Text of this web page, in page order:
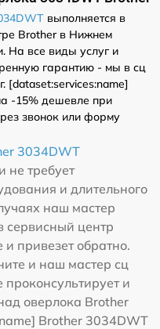
выполняется в
Brother в Нижнем
На все виды услуг и
гарантию - мы в сц
[dataset:services:name]
-15% дешевле при
звонок или форму
3034DWT
не требует
и длительного
наш мастер
сервисный центр
привезет обратно.
и наш мастер сц
и
оверлока Brother
Brother 3034DWT